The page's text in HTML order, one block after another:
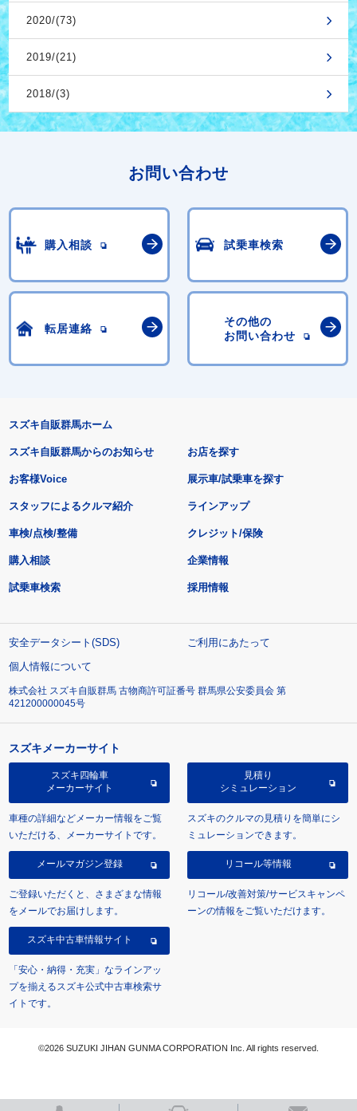
2020/(73)
2019/(21)
2018/(3)
お問い合わせ
購入相談 試乗車検索
転居連絡
その他の
お問い合わせ
スズキ自販群馬ホーム
スズキ自販群馬からのお知らせ
お客様Voice
スタッフによるクルマ紹介
お店を探す
展示車/試乗車を探す
ラインアップ
車検/点検/整備 クレジット/保険
購入相談
試乗車検索
企業情報
採用情報
安全データシート(SDS)
ご利用にあたって
個人情報について
株式会社 スズキ自販群馬 古物商許可証番号 群馬県公安委員会 第
421200000045号
スズキメーカーサイト
スズキ四輪車
メーカーサイト
車種の詳細などメーカー情報をご覧
いただける、メーカーサイトです。
見積り
シミュレーション
スズキのクルマの見積りを簡単にシ
ミュレーションできます。
メールマガジン登録
ご登録いただくと、さまざまな情報
をメールでお届けします。
リコール等情報
リコール/改善対策/サービスキャンペ
ーンの情報をご覧いただけます。
スズキ中古車情報サイト
「安心・納得・充実」なラインアッ
プを揃えるスズキ公式中古車検索サ
イトです。
©2026 SUZUKI JIHAN GUNMA CORPORATION Inc. All rights reserved.